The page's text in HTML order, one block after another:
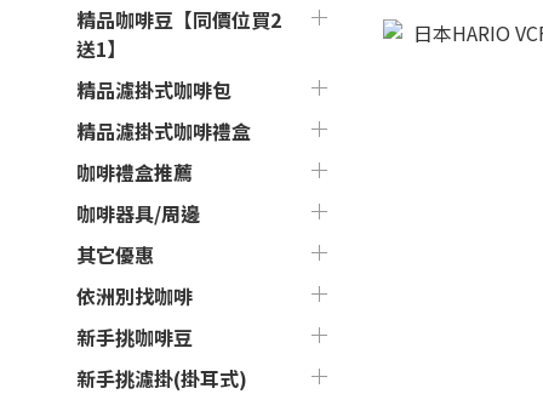
精品咖啡豆【同價位買2
送1】
精品濾掛式咖啡包
精品濾掛式咖啡禮盒
咖啡禮盒推薦
咖啡器具/周邊
其它優惠
依洲別找咖啡
新手挑咖啡豆
新手挑濾掛(掛耳式)